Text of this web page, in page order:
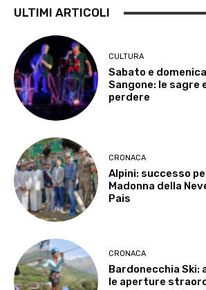
ULTIMI ARTICOLI
CULTURA
Sabato e
Sangone: le sagre
perdere
CRONACA
Alpini: successo
Madonna della
Pais
CRONACA
Bardonecchia Ski:
le aperture